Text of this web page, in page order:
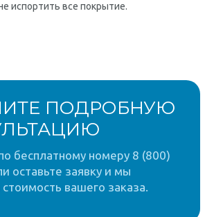
испортить все покрытие.
ПОДРОБНУЮ
бесплатному номеру 8 (800)
оставьте заявку и мы
вашего заказа.